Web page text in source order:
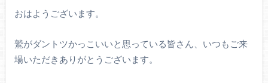
おはようございます。
鷲がダントツかっこいいと思っている皆さん、いつもご来
場いただきありがとうございます。